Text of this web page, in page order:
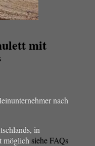
mit
nach
in
möglich siehe FAQs